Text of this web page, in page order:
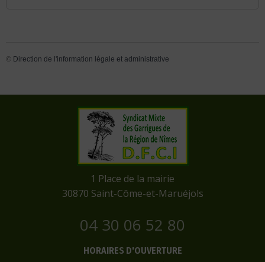
© Direction de l'information légale et administrative
​1 Place de la mairie
​30870 Saint-Côme-et-Maruéjols
04 30 06 52 80
HORAIRES D'OUVERTURE